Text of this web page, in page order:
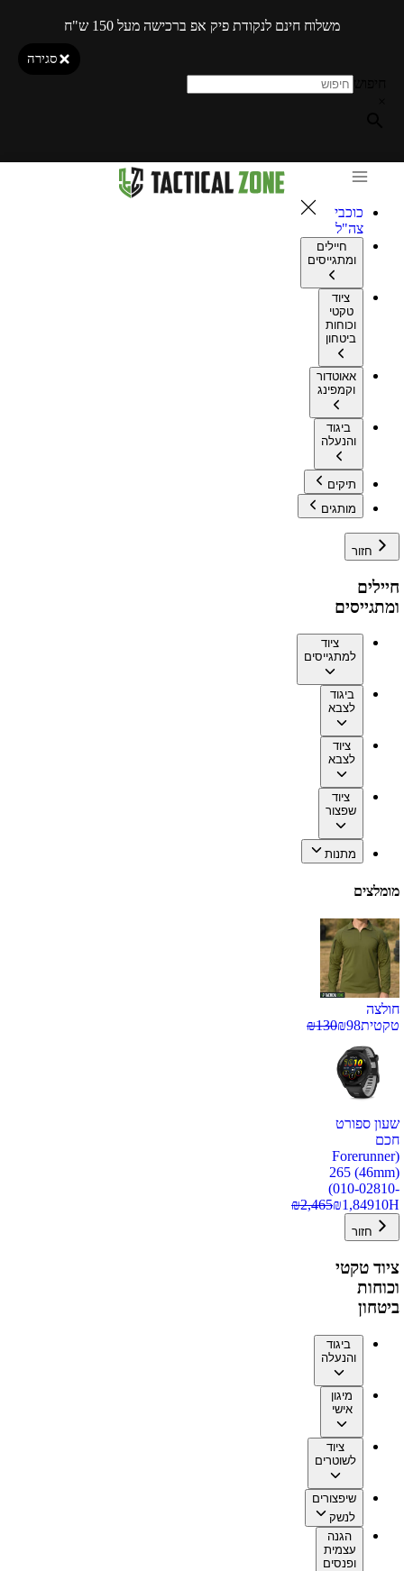
משלוח חינם לנקודת פיק אפ ברכישה מעל 150 ש"ח
סגירה
כוכבי
צה"ל
חיילים
ומתגייסים
ציוד
טקטי
וכוחות
ביטחון
אאוטדור
וקמפינג
ביגוד
והנעלה
תיקים
מותגים
חזור
חיילים
ומתגייסים
ציוד
למתגייסים
ביגוד
לצבא
ציוד
לצבא
ציוד
שפצור
מתנות
מומלצים
חולצה
טקטית
₪98
₪130
שעון ספורט
חכם
(Forerunner
265 (46mm)
(010-02810-
10H
₪1,849
₪2,465
חזור
ציוד טקטי
וכוחות
ביטחון
ביגוד
והנעלה
מיגון
אישי
ציוד
לשוטרים
שיפצורים
לנשק
הגנה
עצמית
ופנסים